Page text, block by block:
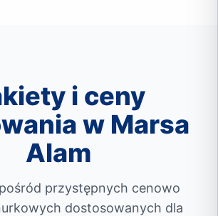
i ceny
w Marsa
Alam
przystępnych cenowo
dostosowanych dla